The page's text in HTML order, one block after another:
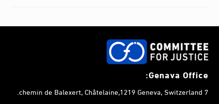
Genava Office:
7 chemin de Balexert, Châtelaine,1219 Geneva, Switzerland.